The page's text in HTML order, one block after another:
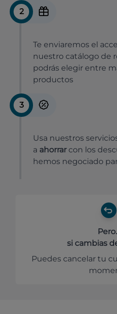
2
Te enviaremos el
nuestro catálogo de
podrás elegir entre
productos
3
Usa nuestros
a ahorrar con los
hemos negociado
si cambias
Puedes cancelar tu